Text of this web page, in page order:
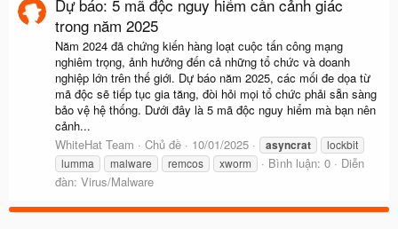
Dự báo: 5 mã độc nguy hiểm cần cảnh giác
trong năm 2025
Năm 2024 đã chứng kiến hàng loạt cuộc tấn công mạng
nghiêm trọng, ảnh hưởng đến cả những tổ chức và doanh
nghiệp lớn trên thế giới. Dự báo năm 2025, các mối đe dọa từ
mã độc sẽ tiếp tục gia tăng, đòi hỏi mọi tổ chức phải sẵn sàng
bảo vệ hệ thống. Dưới đây là 5 mã độc nguy hiểm mà bạn nên
cảnh...
WhiteHat Team
Chủ đề 10/01/2025 asyncrat
lockbit
lumma
malware remcos xworm Bình luận: 0
Diễn
đàn: Virus/Malware